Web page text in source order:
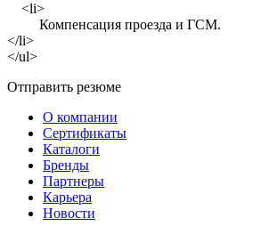
<li>
Компенсация проезда и ГСМ.
</li>
</ul>
Отправить резюме
О компании
Сертификаты
Каталоги
Бренды
Партнеры
Карьера
Новости